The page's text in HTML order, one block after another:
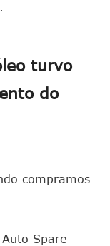
turvo
do
compramos
Spare